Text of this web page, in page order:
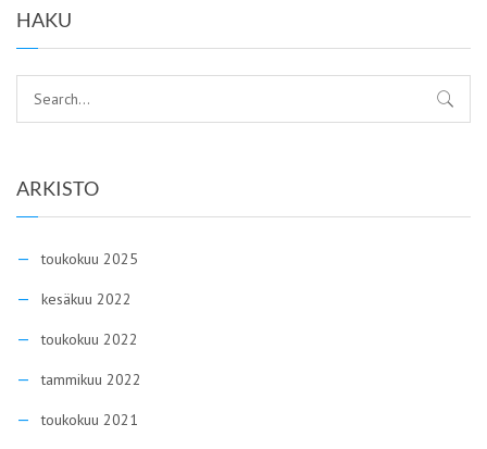
HAKU
ARKISTO
toukokuu 2025
kesäkuu 2022
toukokuu 2022
tammikuu 2022
toukokuu 2021